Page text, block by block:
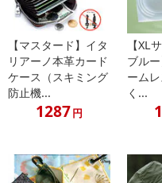
部分が痛くなる場合がござい
・本商品はずれにくく作ら
個人の足の形状により異な
たものではございません。
・使用中に肌荒れ、かぶれ
直ちに使用を中止し、医師に
・ぬるま湯でネットに入れ
・長期間濡れたままの状態
おきしないでください。
・大変繊細な素材を使用し
【マスタード】イタ
リアーノ本革カード
ケース（スキミング
防止機...
1287円
【XL
ブル
ーム
く...